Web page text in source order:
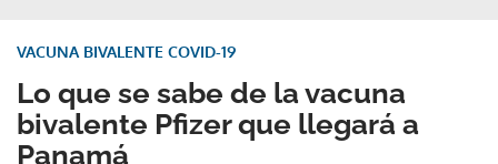
Lo que se sabe de la vacuna
bivalente Pfizer que llegará a
Panamá
VACUNA BIVALENTE COVID-19